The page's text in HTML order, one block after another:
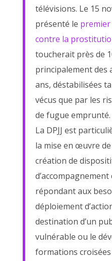
télévisions. Le 15
présenté le
contre la
toucherait près de
principalement des
ans, déstabilisées
vécus que par les
de fugue emprunté.
La DPJJ est
la mise en œuvre
création de
répondant aux
déploiement
destination d’un
vulnérable ou le
formations